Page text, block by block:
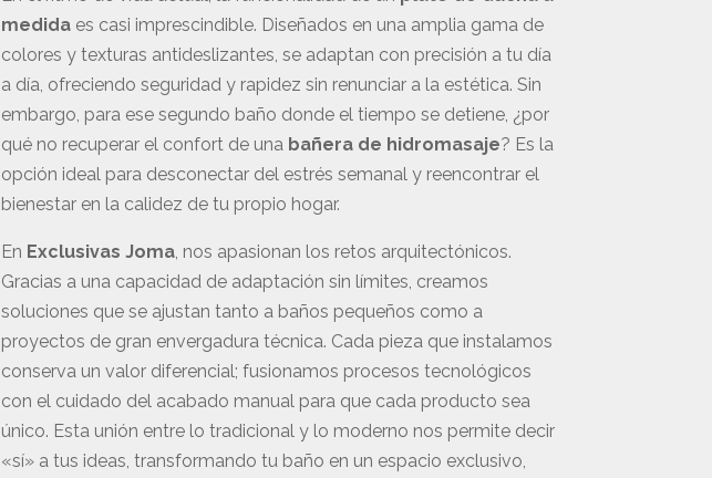
medidaes casi imprescindible. Diseñados en una amplia gama de
colores y texturas antideslizantes, se adaptan con precisión a tu día
a día, ofreciendo seguridad y rapidez sin renunciar a la estética. Sin
embargo, para ese segundo baño donde el tiempo se detiene, ¿por
qué no recuperar el confort de una bañera de hidromasaje? Es la
opción ideal para desconectar del estrés semanal y reencontrar el
bienestar en la calidez de tu propio hogar.
En Exclusivas Joma, nos apasionan los retos arquitectónicos.
Gracias a una capacidad de adaptación sin límites, creamos
soluciones que se ajustan tanto a baños pequeños como a
proyectos de gran envergadura técnica. Cada pieza que instalamos
conserva un valor diferencial; fusionamos procesos tecnológicos
con el cuidado del acabado manual para que cada producto sea
único. Esta unión entre lo tradicional y lo moderno nos permite decir
«sí» a tus ideas, transformando tu baño en un espacio exclusivo,